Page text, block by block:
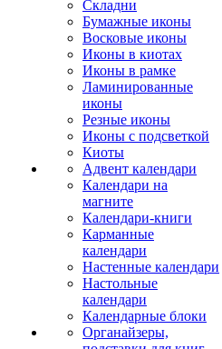
Складни
Бумажные иконы
Восковые иконы
Иконы в киотах
Иконы в рамке
Ламинированные
иконы
Резные иконы
Иконы с подсветкой
Киоты
Адвент календари
Календари на
магните
Календари-книги
Карманные
календари
Настенные календари
Настольные
календари
Календарные блоки
Органайзеры,